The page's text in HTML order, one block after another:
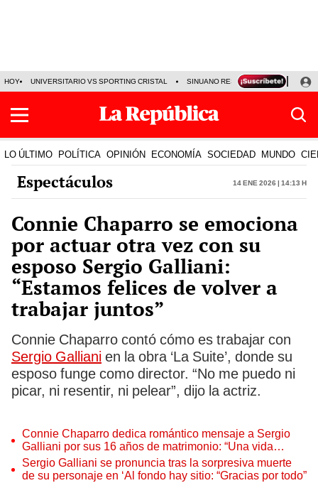
HOY UNIVERSITARIO VS SPORTING CRISTAL SINUANO RESULTADOS HOY
LO ÚLTIMO POLÍTICA OPINIÓN ECONOMÍA SOCIEDAD MUNDO
Espectáculos 14 Ene 2026 | 14:13 h
Connie Chaparro se emociona
por actuar otra vez con su
esposo Sergio Galliani:
“Estamos felices de volver a
trabajar juntos”
Connie Chaparro contó cómo es trabajar con
Sergio Galliani en la obra ‘La Suite’, donde su
esposo funge como director. “No me puedo ni
picar, ni resentir, ni pelear”, dijo la actriz.
Connie Chaparro dedica romántico mensaje a Sergio
Galliani por sus 16 años de matrimonio: “Una vida
construida con amor y respeto”
Sergio Galliani se pronuncia tras la sorpresiva muerte
de su personaje en ‘Al fondo hay sitio: “Gracias por todo”